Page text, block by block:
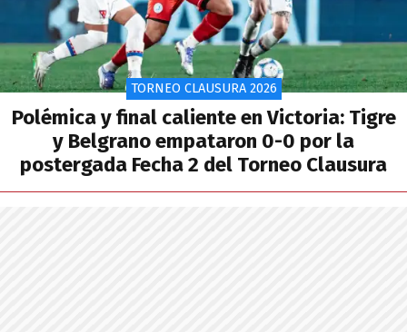
TORNEO CLAUSURA 2026
Polémica y final caliente en Victoria: Tigre
y Belgrano empataron 0-0 por la
postergada Fecha 2 del Torneo Clausura